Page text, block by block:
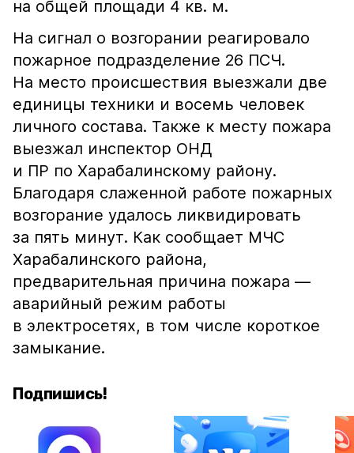
на общей площади 4 кв. м.
На сигнал о возгорании реагировало
пожарное подразделение 26 ПСЧ.
На место происшествия выезжали две
единицы техники и восемь человек
личного состава. Также к месту пожара
выезжал инспектор ОНД
и ПР по Харабалинскому району.
Благодаря слаженной работе пожарных
возгорание удалось ликвидировать
за пять минут. Как сообщает МЧС
Харабалинского района,
предварительная причина пожара —
аварийный режим работы
в электросетях, в том числе короткое
замыкание.
Подпишись!